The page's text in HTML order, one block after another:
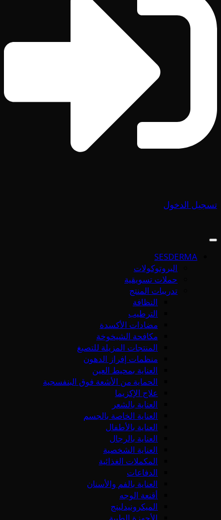
تسجيل الدخول
SESDERMA
البروتوكولات
حملات تسويقية
تدريبات المنتج
النظافة
الترطيب
مضادات الأكسدة
مكافحة الشيخوخة
المنتجات المزيلة للتصبغ
منظمات إفراز الدهون
العناية بمحيط العين
الحماية من الأشعة فوق البنفسجية
علاج الإكزيما
العناية بالشعر
العناية الخاصة بالجسم
العناية بالأطفال
العناية بالرجال
العناية الشخصية
المكملات الغذائية
الدفاعات
العناية بالفم والأسنان
أقنعة الوجه
الميكرونيدلينج